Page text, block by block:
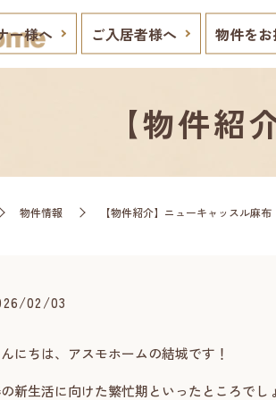
ー様へ ご入居者様へ 物件を
【物件
物件情報 【物件紹介】ニューキャッスル麻布
02/03
にちは、アスモホームの結城です！
新生活に向けた繁忙期といったところでし